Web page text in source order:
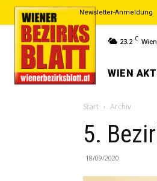
Newsletter-Anmeldung
23.2 C Wien
WIEN
Start Archiv
5.
18/09/2020